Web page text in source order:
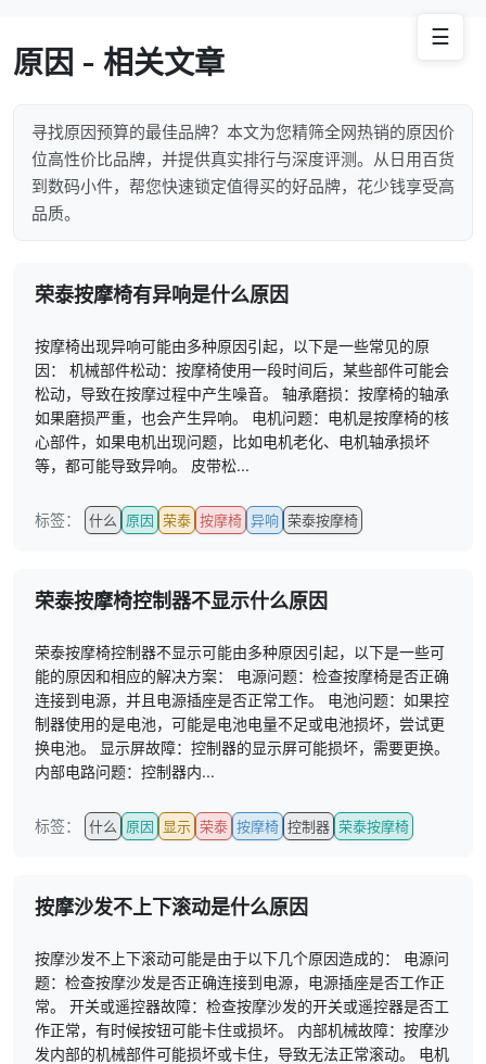
☰
原因 - 相关文章
寻找原因预算的最佳品牌？本文为您精筛全网热销的原因价
位高性价比品牌，并提供真实排行与深度评测。从日用百货
到数码小件，帮您快速锁定值得买的好品牌，花少钱享受高
品质。
荣泰按摩椅有异响是什么原因
按摩椅出现异响可能由多种原因引起，以下是一些常见的原
因： 机械部件松动：按摩椅使用一段时间后，某些部件可能会
松动，导致在按摩过程中产生噪音。 轴承磨损：按摩椅的轴承
如果磨损严重，也会产生异响。 电机问题：电机是按摩椅的核
心部件，如果电机出现问题，比如电机老化、电机轴承损坏
等，都可能导致异响。 皮带松...
标签： 什么 原因 荣泰 按摩椅 异响 荣泰按摩椅
荣泰按摩椅控制器不显示什么原因
荣泰按摩椅控制器不显示可能由多种原因引起，以下是一些可
能的原因和相应的解决方案： 电源问题：检查按摩椅是否正确
连接到电源，并且电源插座是否正常工作。 电池问题：如果控
制器使用的是电池，可能是电池电量不足或电池损坏，尝试更
换电池。 显示屏故障：控制器的显示屏可能损坏，需要更换。
内部电路问题：控制器内...
标签： 什么 原因 显示 荣泰 按摩椅 控制器 荣泰按摩椅
按摩沙发不上下滚动是什么原因
按摩沙发不上下滚动可能是由于以下几个原因造成的： 电源问
题：检查按摩沙发是否正确连接到电源，电源插座是否工作正
常。 开关或遥控器故障：检查按摩沙发的开关或遥控器是否工
作正常，有时候按钮可能卡住或损坏。 内部机械故障：按摩沙
发内部的机械部件可能损坏或卡住，导致无法正常滚动。 电机